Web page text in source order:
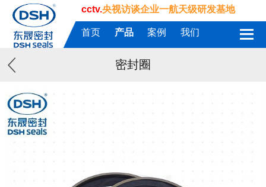
cctv.央视访谈企业一航天级研发基地
首页 产品 案例 我们
密封圈